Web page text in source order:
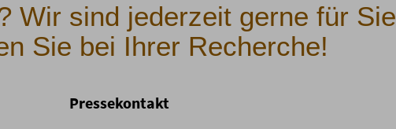
Wir sind jederzeit gerne für Sie
Sie bei Ihrer Recherche!
Pressekontakt